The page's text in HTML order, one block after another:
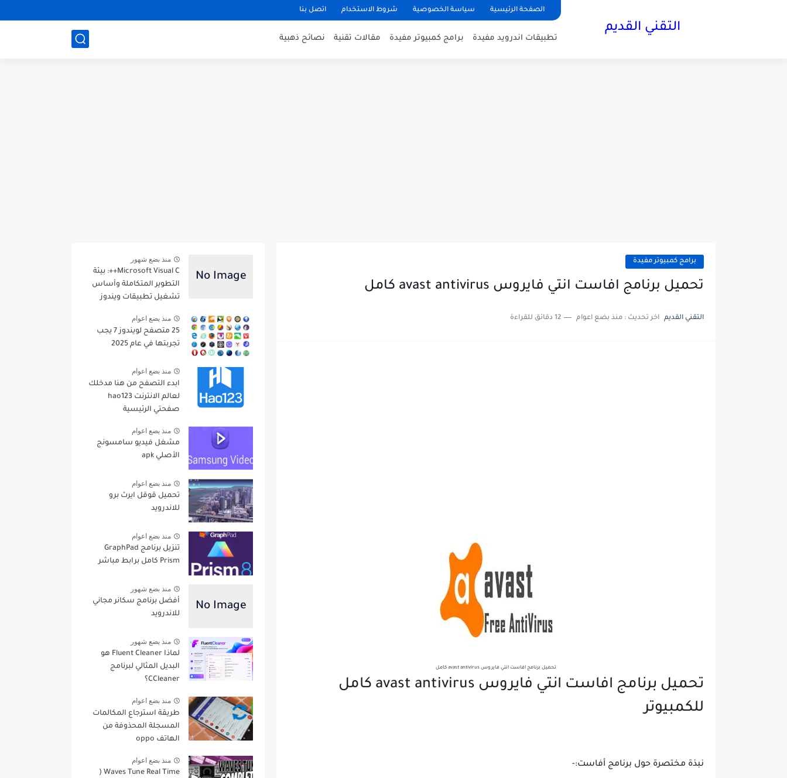
الصفحة الرئيسية سياسة الخصوصية شروط الاستخدام اتصل بنا
التقني القديم
تطبيقات اندرويد مفيدة برامج كمبيوتر مفيدة مقالات تقنية نصائح ذهبية
برامج كمبيوتر مفيدة
تحميل برنامج افاست انتي فايروس avast antivirus كامل
التقني القديم اخر تحديث : منذ بضع اعوام 12 دقائق للقراءة
تحميل برنامج افاست انتي فايروس avast antivirus كامل
تحميل برنامج افاست انتي فايروس avast antivirus كامل
للكمبيوتر
نبذة مختصرة حول برنامج أفاست:-
منذ بضع شهور
Microsoft Visual C++: بيئة
التطوير المتكاملة وأساس
تشغيل تطبيقات ويندوز
منذ بضع اعوام
25 متصفح لويندوز 7 يجب
تجربتها في عام 2025
منذ بضع اعوام
ابدء التصفح من هنا مدخلك
لعالم الانترنت hao123
صفحتي الرئيسية
منذ بضع اعوام
مشغل فيديو سامسونج
الأصلي apk
منذ بضع اعوام
تحميل قوقل ايرث برو
للاندرويد
منذ بضع اعوام
تنزيل برنامج GraphPad
Prism كامل برابط مباشر
منذ بضع شهور
أفضل برنامج سكانر مجاني
للاندرويد
منذ بضع شهور
لماذا Fluent Cleaner هو
البديل المثالي لبرنامج
CCleaner؟
منذ بضع اعوام
طريقة استرجاع المكالمات
المسجلة المحذوفة من
الهاتف oppo
منذ بضع اعوام
Waves Tune Real Time (